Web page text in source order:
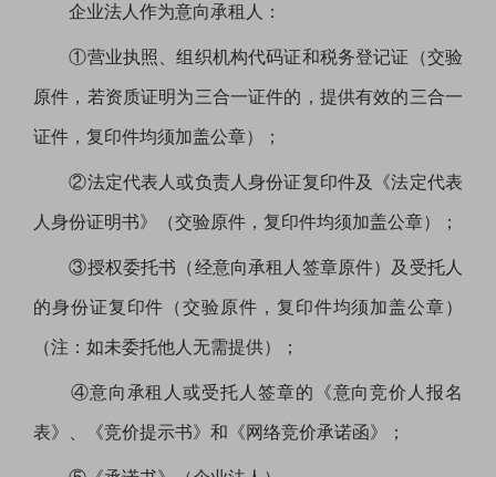
企业法人作为意向承租人：
①营业执照、组织机构代码证和税务登记证（交验
原件，若资质证明为三合一证件的，提供有效的三合一
证件，复印件均须加盖公章）；
②法定代表人或负责人身份证复印件及《法定代表
人身份证明书》（交验原件，复印件均须加盖公章）；
③授权委托书（经意向承租人签章原件）及受托人
的身份证复印件（交验原件，复印件均须加盖公章）
（注：如未委托他人无需提供）；
④意向承租人或受托人签章的《意向竞价人报名
表》、《竞价提示书》和《网络竞价承诺函》；